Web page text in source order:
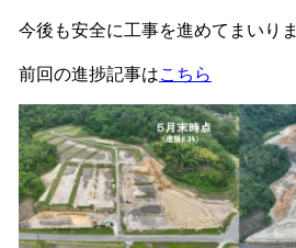
今後も安全に工事を進めてまいりま
前回の進捗記事はこちら